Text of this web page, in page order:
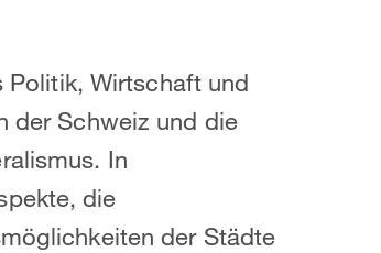
Politik, Wirtschaft und
der Schweiz und die
In
die
der Städte